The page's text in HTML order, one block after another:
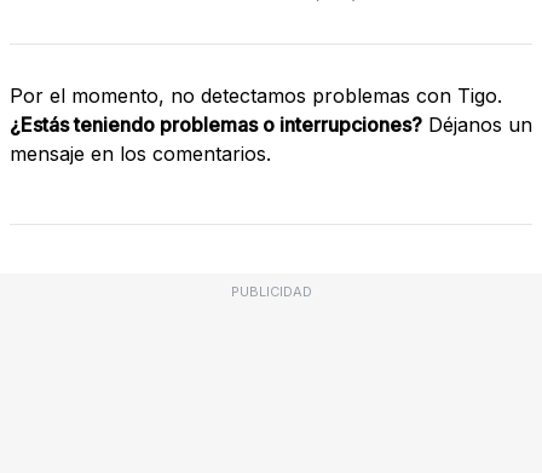
Por el momento, no detectamos problemas con Tigo.
¿Estás teniendo problemas o interrupciones? Déjanos un
mensaje en los comentarios.
PUBLICIDAD